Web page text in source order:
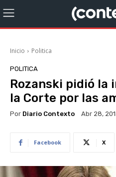
Inicio Politica
POLITICA
Rozanski pidió la
la Corte por las
Por Diario Contexto Abr 28,
Facebook X